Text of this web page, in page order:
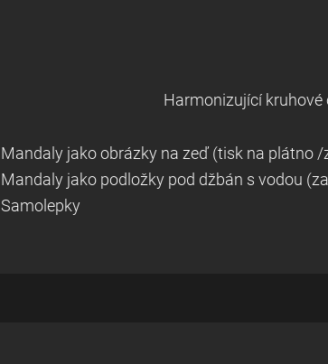
Harmonizující kruhové
Mandaly jako obrázky na zeď (tisk na plátno
Mandaly jako podložky pod džbán s vodou
Samolepky